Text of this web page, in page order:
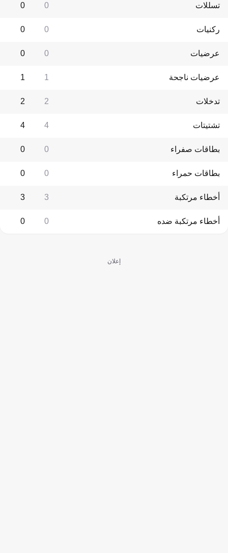
تسللات 0
0
ركنيات 0
0
عرضيات 0
0
عرضيات ناجحة 1
1
تدخلات 2
2
تشتيتات 4
4
بطاقات صفراء 0
0
بطاقات حمراء 0
0
أخطاء مرتكبة 3
3
أخطاء مرتكبة ضده 0
0
إعلان